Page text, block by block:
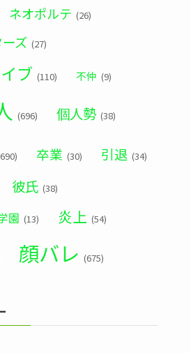
ネオポルテ (26)
ズ (27)
ブ (110) 不仲 (9)
(696) 個人勢 (38)
卒業 (30) 引退 (34)
彼氏 (38)
園 (13) 炎上 (54)
顔バレ (675)